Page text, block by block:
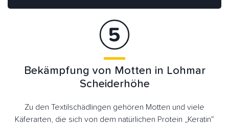
Bekämpfung von Motten in Lohmar
Scheiderhöhe
Zu den Textilschädlingen gehören Motten und viele
Käferarten, die sich von dem natürlichen Protein „Keratin“